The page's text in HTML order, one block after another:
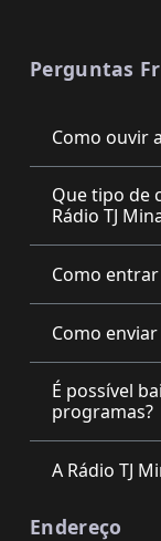
Perguntas
Como ouvir
Que tipo de
Rádio TJ
Como
Como
É possível
programas?
A Rádio TJ
Endereço